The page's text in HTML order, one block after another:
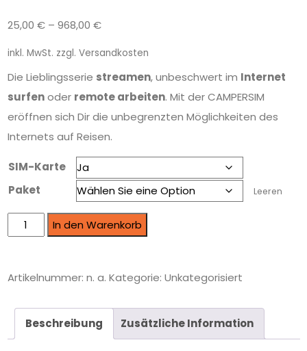
25,00 €– 968,00 €
inkl. MwSt. zzgl. Versandkosten
Die Lieblingsserie streamen, unbeschwert im Internet
surfenoder remote arbeiten. Mit der CAMPERSIM
eröffnen sich Dir die unbegrenzten Möglichkeiten des
Internets auf Reisen.
SIM-Karte
Paket
Leeren
In den Warenkorb
Artikelnummer: n. a. Kategorie: Unkategorisiert
Beschreibung Zusätzliche Information